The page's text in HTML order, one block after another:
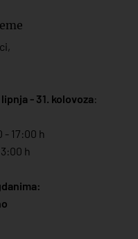
- 31. kolovoza:
- 17:00 h
h